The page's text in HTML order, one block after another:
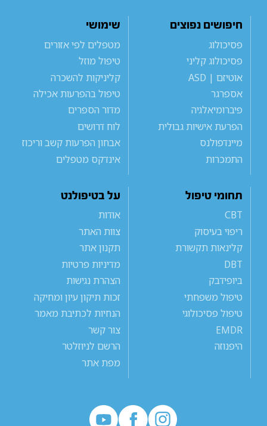
חיפושים נפוצים
פסיכולוג
פסיכולוג קליני
אוטיזם | ASD
אספרגר
פיברומיאלגיה
הפרעת אישיות גבולית
מיינדפולנס
התמכרות
שימושי
מטפלים לפי אזורים
טיפול מוזל
קליניקות להשכרה
טיפול בהפרעות אכילה
מדור הספרים
לוח דרושים
אבחון הפרעות קשב וריכוז
אינדקס מטפלים
תחומי טיפול
CBT
ריפוי בעיסוק
קלינאות תקשורת
DBT
ביופידבק
טיפול משפחתי
טיפול פסיכולוגי
EMDR
היפנוזה
על בטיפולנט
אודות
צוות האתר
תקנון אתר
מדיניות פרטיות
הצהרת נגישות
זכות תיקון עיון ומחיקה
הנחיות לכתיבת מאמר
צור קשר
הרשם לניוזלטר
מפת אתר